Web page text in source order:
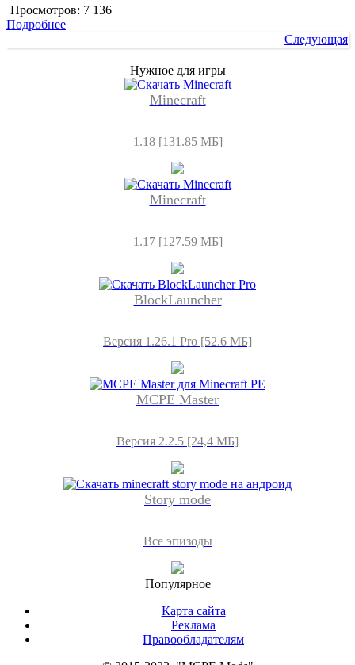
Просмотров: 7 136
Подробнее
Следующая
Нужное для игры
Minecraft
1.18 [131.85 МБ]
Minecraft
1.17 [127.59 МБ]
BlockLauncher
Версия 1.26.1 Pro [52.6 МБ]
MCPE Master
Версия 2.2.5 [24,4 МБ]
Story mode
Все эпизоды
Популярное
Карта сайта
Реклама
Правообладателям